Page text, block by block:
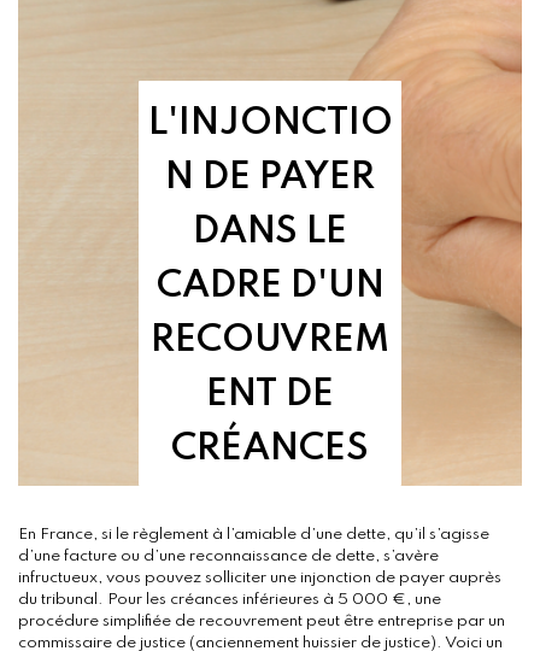
L'INJONCTIO
N DE PAYER
DANS LE
CADRE D'UN
RECOUVREM
ENT DE
CRÉANCES
En France, si le règlement à l’amiable d’une dette, qu’il s’agisse
d’une facture ou d’une reconnaissance de dette, s’avère
infructueux, vous pouvez solliciter une injonction de payer auprès
du tribunal. Pour les créances inférieures à 5 000 €, une
procédure simplifiée de recouvrement peut être entreprise par un
commissaire de justice (anciennement huissier de justice). Voici un